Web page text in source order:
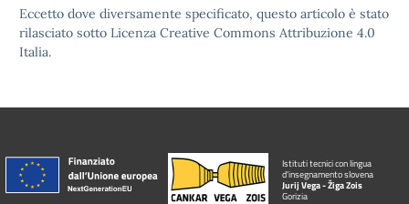
Eccetto dove diversamente specificato, questo articolo è stato
rilasciato sotto Licenza Creative Commons Attribuzione 4.0
Italia.
Istituti tecnici con lingua
d'insegnamento slovena
Jurij Vega - Žiga Zois
Gorizia